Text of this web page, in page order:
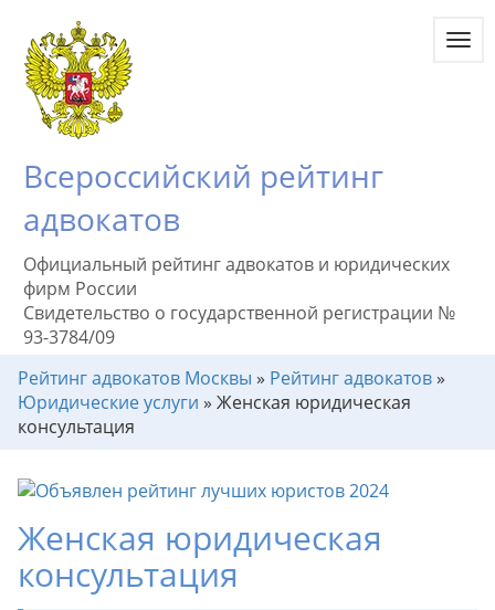
Всероссийский рейтинг
адвокатов
Официальный рейтинг адвокатов и юридических
фирм России
Свидетельство о государственной регистрации №
93-3784/09
Рейтинг адвокатов Москвы » Рейтинг адвокатов»
Юридические услуги » Женская юридическая
консультация
Женская юридическая
консультация